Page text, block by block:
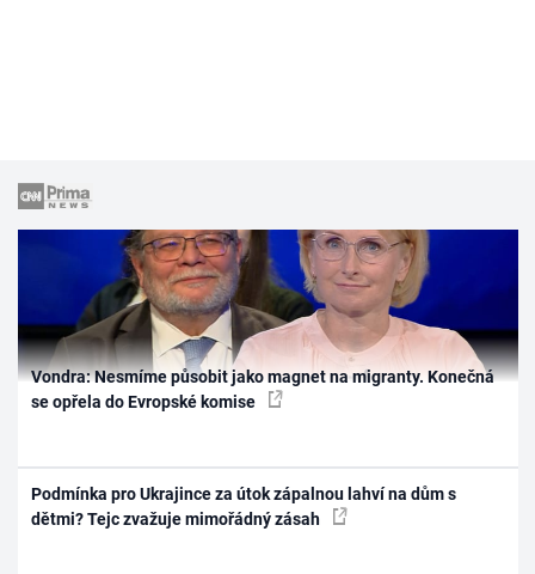
Vondra: Nesmíme působit jako magnet na migranty. Konečná
se opřela do Evropské komise
Podmínka pro Ukrajince za útok zápalnou lahví na dům s
dětmi? Tejc zvažuje mimořádný zásah